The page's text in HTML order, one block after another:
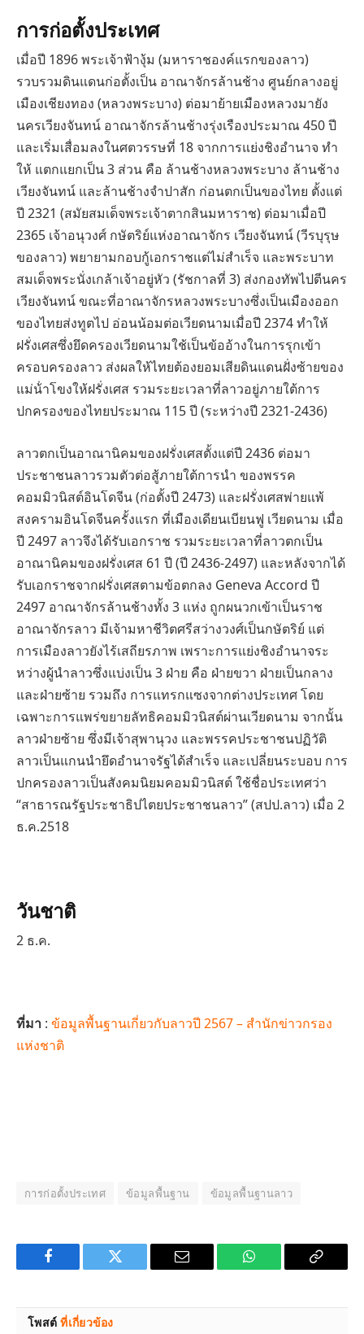
การก่อตั้งประเทศ
เมื่อปี 1896 พระเจ้าฟ้างุ้ม (มหาราชองค์แรกของลาว)
รวบรวมดินแดนก่อตั้งเป็น อาณาจักรล้านช้าง ศูนย์กลางอยู่
เมืองเชียงทอง (หลวงพระบาง) ต่อมาย้ายเมืองหลวงมายัง
นครเวียงจันทน์ อาณาจักรล้านช้างรุ่งเรืองประมาณ 450 ปี
และเริ่มเสื่อมลงในศตวรรษที่ 18 จากการแย่งชิงอํานาจ ทํา
ให้ แตกแยกเป็น 3 ส่วน คือ ล้านช้างหลวงพระบาง ล้านช้าง
เวียงจันทน์ และล้านช้างจําปาสัก ก่อนตกเป็นของไทย ตั้งแต่
ปี 2321 (สมัยสมเด็จพระเจ้าตากสินมหาราช) ต่อมาเมื่อปี
2365 เจ้าอนุวงศ์ กษัตริย์แห่งอาณาจักร เวียงจันทน์ (วีรบุรุษ
ของลาว) พยายามกอบกู้เอกราชแต่ไม่สําเร็จ และพระบาท
สมเด็จพระนั่งเกล้าเจ้าอยู่หัว (รัชกาลที่ 3) ส่งกองทัพไปตีนคร
เวียงจันทน์ ขณะที่อาณาจักรหลวงพระบางซึ่งเป็นเมืองออก
ของไทยส่งทูตไป อ่อนน้อมต่อเวียดนามเมื่อปี 2374 ทําให้
ฝรั่งเศสซึ่งยึดครองเวียดนามใช้เป็นข้ออ้างในการรุกเข้า
ครอบครองลาว ส่งผลให้ไทยต้องยอมเสียดินแดนฝั่งซ้ายของ
แม่น้ําโขงให้ฝรั่งเศส รวมระยะเวลาที่ลาวอยู่ภายใต้การ
ปกครองของไทยประมาณ 115 ปี (ระหว่างปี 2321-2436)
ลาวตกเป็นอาณานิคมของฝรั่งเศสตั้งแต่ปี 2436 ต่อมา
ประชาชนลาวรวมตัวต่อสู้ภายใต้การนํา ของพรรค
คอมมิวนิสต์อินโดจีน (ก่อตั้งปี 2473) และฝรั่งเศสพ่ายแพ้
สงครามอินโดจีนครั้งแรก ที่เมืองเดียนเบียนฟู เวียดนาม เมื่อ
ปี 2497 ลาวจึงได้รับเอกราช รวมระยะเวลาที่ลาวตกเป็น
อาณานิคมของฝรั่งเศส 61 ปี (ปี 2436-2497) และหลังจากได้
รับเอกราชจากฝรั่งเศสตามข้อตกลง Geneva Accord ปี
2497 อาณาจักรล้านช้างทั้ง 3 แห่ง ถูกผนวกเข้าเป็นราช
อาณาจักรลาว มีเจ้ามหาชีวิตศรีสว่างวงศ์เป็นกษัตริย์ แต่
การเมืองลาวยังไร้เสถียรภาพ เพราะการแย่งชิงอํานาจระ
หว่างผู้นําลาวซึ่งแบ่งเป็น 3 ฝ่าย คือ ฝ่ายขวา ฝ่ายเป็นกลาง
และฝ่ายซ้าย รวมถึง การแทรกแซงจากต่างประเทศ โดย
เฉพาะการแพร่ขยายลัทธิคอมมิวนิสต์ผ่านเวียดนาม จากนั้น
ลาวฝ่ายซ้าย ซึ่งมีเจ้าสุพานุวง และพรรคประชาชนปฏิวัติ
ลาวเป็นแกนนํายึดอํานาจรัฐได้สําเร็จ และเปลี่ยนระบอบ การ
ปกครองลาวเป็นสังคมนิยมคอมมิวนิสต์ ใช้ชื่อประเทศว่า
“สาธารณรัฐประชาธิปไตยประชาชนลาว” (สปป.ลาว) เมื่อ 2
ธ.ค.2518
วันชาติ
2 ธ.ค.
ที่มา : ข้อมูลพื้นฐานเกี่ยวกับลาวปี 2567 – สำนักข่าวกรอง
แห่งชาติ
การก่อตั้งประเทศ ข้อมูลพื้นฐาน ข้อมูลพื้นฐานลาว
Facebook Twitter Email WhatsApp Copy
โพสต์ที่เกี่ยวข้อง